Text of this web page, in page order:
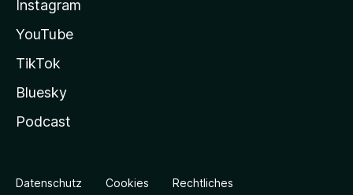
Instagram
YouTube
TikTok
Bluesky
Podcast
Datenschutz Cookies Rechtliches